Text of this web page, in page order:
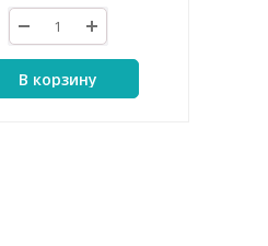
В корзину